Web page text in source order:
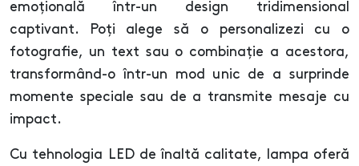
emoțională într-un design tridimensional
captivant. Poți alege să o personalizezi cu o
fotografie, un text sau o combinație a acestora,
transformând-o într-un mod unic de a surprinde
momente speciale sau de a transmite mesaje cu
impact.
Cu tehnologia LED de înaltă calitate, lampa oferă